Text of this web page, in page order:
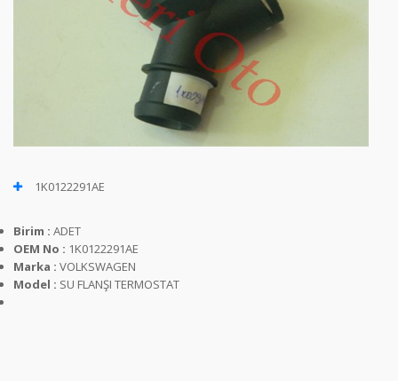
1K0122291AE
Birim : ADET
OEM No : 1K0122291AE
Marka : VOLKSWAGEN
Model : SU FLANŞI TERMOSTAT